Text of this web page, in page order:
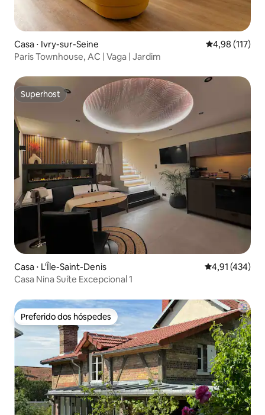
Casa ⋅ Ivry-sur-Seine 4,98 de uma
4,98 (117)
Paris Townhouse, AC | Vaga | Jardim
Superhost
Superhost
Casa ⋅ L'Île-Saint-Denis 4,91 de uma
4,91 (434)
Casa Nina Suíte Excepcional 1
Preferido dos hóspedes
Preferido dos hóspedes